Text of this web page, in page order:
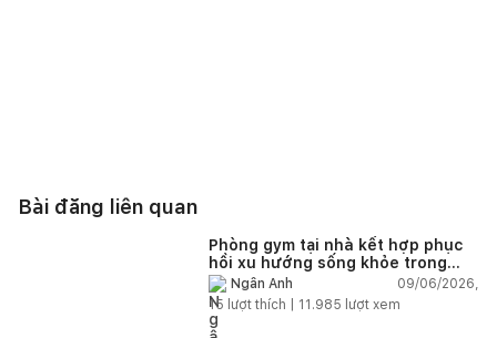
Bài đăng liên quan
Phòng gym tại nhà kết hợp phục
hồi xu hướng sống khỏe trong
nhà hiện đại
Ngân Anh
09/06/2026,
15 lượt thích | 11.985 lượt xem